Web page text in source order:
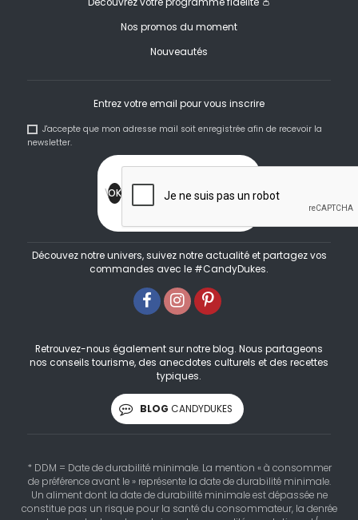
Découvrez votre programme fidélité 👛
Nos promos du moment
Nouveautés
Entrez votre email pour vous inscrire
J'accepte que mon adresse mail soit enregistrée afin de recevoir la
newsletter.
Découvez notre univers, suivez notre actualité et partagez vos
commandes avec le #CandyDukes.
Retrouvez-nous également sur notre blog. Nous partageons
nos conseils tourisme, des anecdotes culturels et des recettes
typiques.
BLOG CANDYDUKES
* DDM = Date de durabilité minimale. La mention « à consommer
de préférence avant le » représente la date de durabilité minimale.
Un aliment dont la date de durabilité minimale est dépassée ne
constitue pas un risque pour la santé du consommateur, la denrée